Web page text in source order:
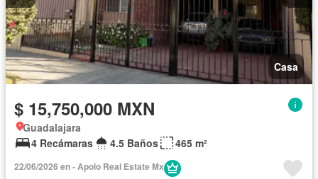
Casa
$ 15,750,000 MXN
Guadalajara
4 Recámaras
4.5 Baños 465 m²
22/06/2026 en - Apolo Real Estate Mx